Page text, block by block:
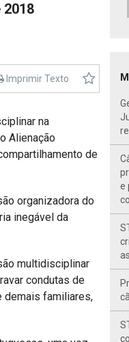
Imprimir Texto
na
Alienação
de
organizadora do
inegável da
multidisciplinar
condutas de
demais familiares,
e